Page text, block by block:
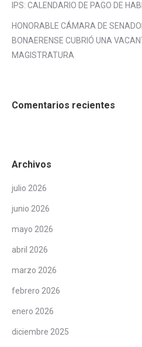
IPS: CALENDARIO DE PAGO DE
HONORABLE CÁMARA DE
BONAERENSE CUBRIÓ UNA
MAGISTRATURA
Comentarios recientes
Archivos
julio 2026
junio 2026
mayo 2026
abril 2026
marzo 2026
febrero 2026
enero 2026
diciembre 2025